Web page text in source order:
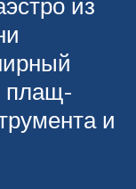
плащ-
и